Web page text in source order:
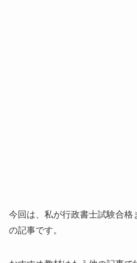
今回は、私が行政書士試験合格
の記事です。